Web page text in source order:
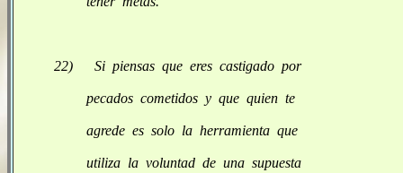
22) Si piensas que eres castigado por
pecados cometidos y que quien te
agrede es solo la herramienta que
utiliza la voluntad de una supuesta